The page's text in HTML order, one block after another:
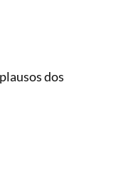
dos